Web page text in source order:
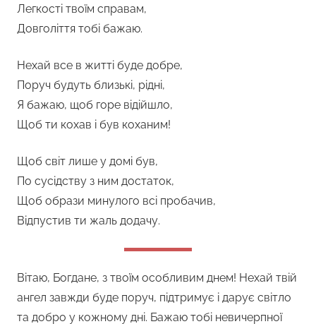
Легкості твоїм справам,
Довголіття тобі бажаю.
Нехай все в житті буде добре,
Поруч будуть близькі, рідні,
Я бажаю, щоб горе відійшло,
Щоб ти кохав і був коханим!
Щоб світ лише у домі був,
По сусідству з ним достаток,
Щоб образи минулого всі пробачив,
Відпустив ти жаль додачу.
Вітаю, Богдане, з твоїм особливим днем! Нехай твій
ангел завжди буде поруч, підтримує і дарує світло
та добро у кожному дні. Бажаю тобі невичерпної